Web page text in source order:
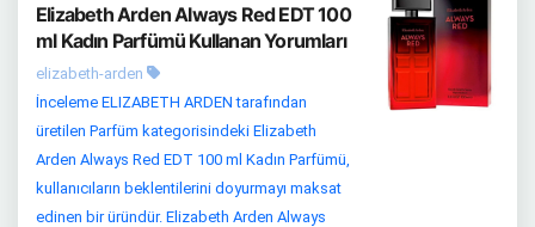
Elizabeth Arden Always Red EDT 100
ml Kadın Parfümü Kullanan Yorumları
elizabeth-arden
İnceleme ELIZABETH ARDEN tarafından
üretilen Parfüm kategorisindeki Elizabeth
Arden Always Red EDT 100 ml Kadın Parfümü,
kullanıcıların beklentilerini doyurmayı maksat
edinen bir üründür. Elizabeth Arden Always